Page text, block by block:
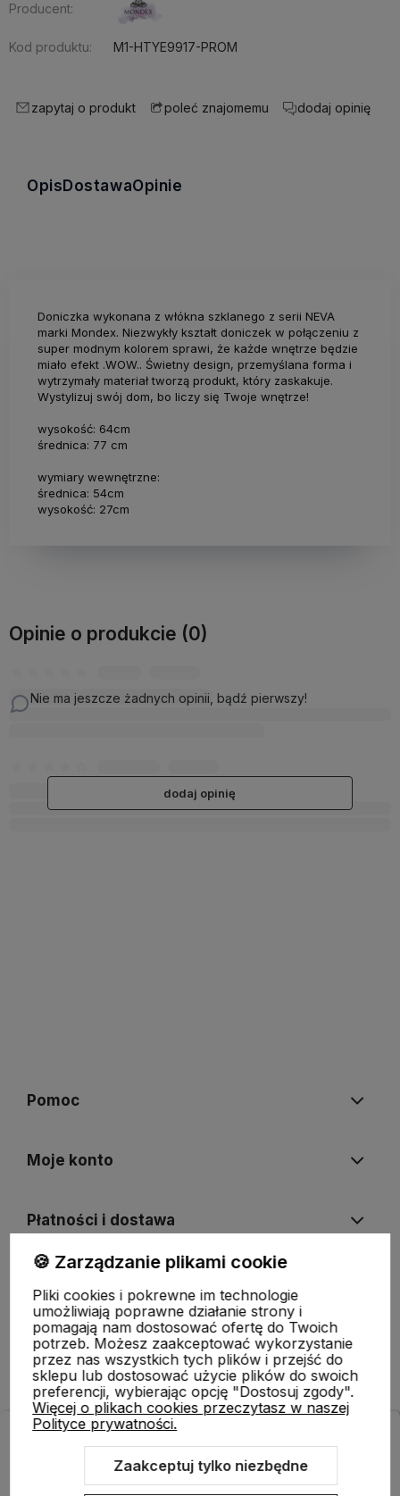
Producent:
Kod produktu: M1-HTYE9917-PROM
zapytaj o produkt poleć znajomemu dodaj opinię
OpisDostawaOpinie
Doniczka wykonana z włókna szklanego z serii NEVA
marki Mondex. Niezwykły kształt doniczek w połączeniu z
super modnym kolorem sprawi, że każde wnętrze będzie
miało efekt .WOW.. Świetny design, przemyślana forma i
wytrzymały materiał tworzą produkt, który zaskakuje.
Wystylizuj swój dom, bo liczy się Twoje wnętrze!
wysokość: 64cm
średnica: 77 cm
wymiary wewnętrzne:
średnica: 54cm
wysokość: 27cm
Opinie o produkcie (0)
Nie ma jeszcze żadnych opinii, bądź pierwszy!
dodaj opinię
Pomoc
Moje konto
Płatności i dostawa
O nas
Sklep internetowy Shoper.pl Szablon Shoper Modern 3.0™
🍪 Zarządzanie plikami cookie
Pliki cookies i pokrewne im technologie
umożliwiają poprawne działanie strony i
pomagają nam dostosować ofertę do Twoich
potrzeb. Możesz zaakceptować wykorzystanie
przez nas wszystkich tych plików i przejść do
sklepu lub dostosować użycie plików do swoich
preferencji, wybierając opcję "Dostosuj zgody".
Więcej o plikach cookies przeczytasz w naszej
Polityce prywatności.
Zaakceptuj tylko niezbędne
ODBIERZ RABAT 5% NA PIERWSZE ZAKUPY!